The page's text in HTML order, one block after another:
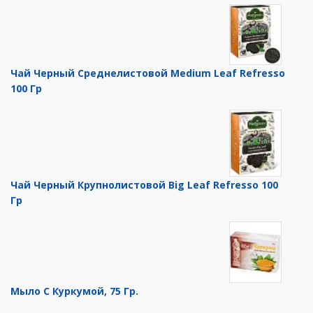
Чай Черный Среднелистовой Medium Leaf Refresso
100 Гр
Чай Черный Крупнолистовой Big Leaf Refresso 100
Гр
Мыло С Куркумой, 75 Гр.